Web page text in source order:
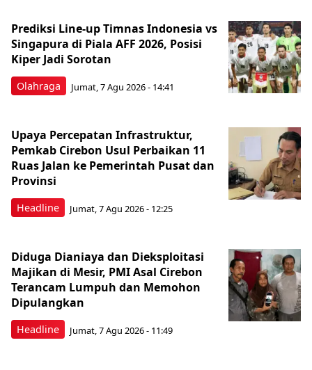
Olahraga
Prediksi Line-up Timnas Indonesia vs
Singapura di Piala AFF 2026, Posisi
Kiper Jadi Sorotan
Jumat, 7 Agu 2026 - 14:41
Headline
Upaya Percepatan Infrastruktur,
Pemkab Cirebon Usul Perbaikan 11
Ruas Jalan ke Pemerintah Pusat dan
Provinsi
Jumat, 7 Agu 2026 - 12:25
Headline
Diduga Dianiaya dan Dieksploitasi
Majikan di Mesir, PMI Asal Cirebon
Terancam Lumpuh dan Memohon
Dipulangkan
Jumat, 7 Agu 2026 - 11:49